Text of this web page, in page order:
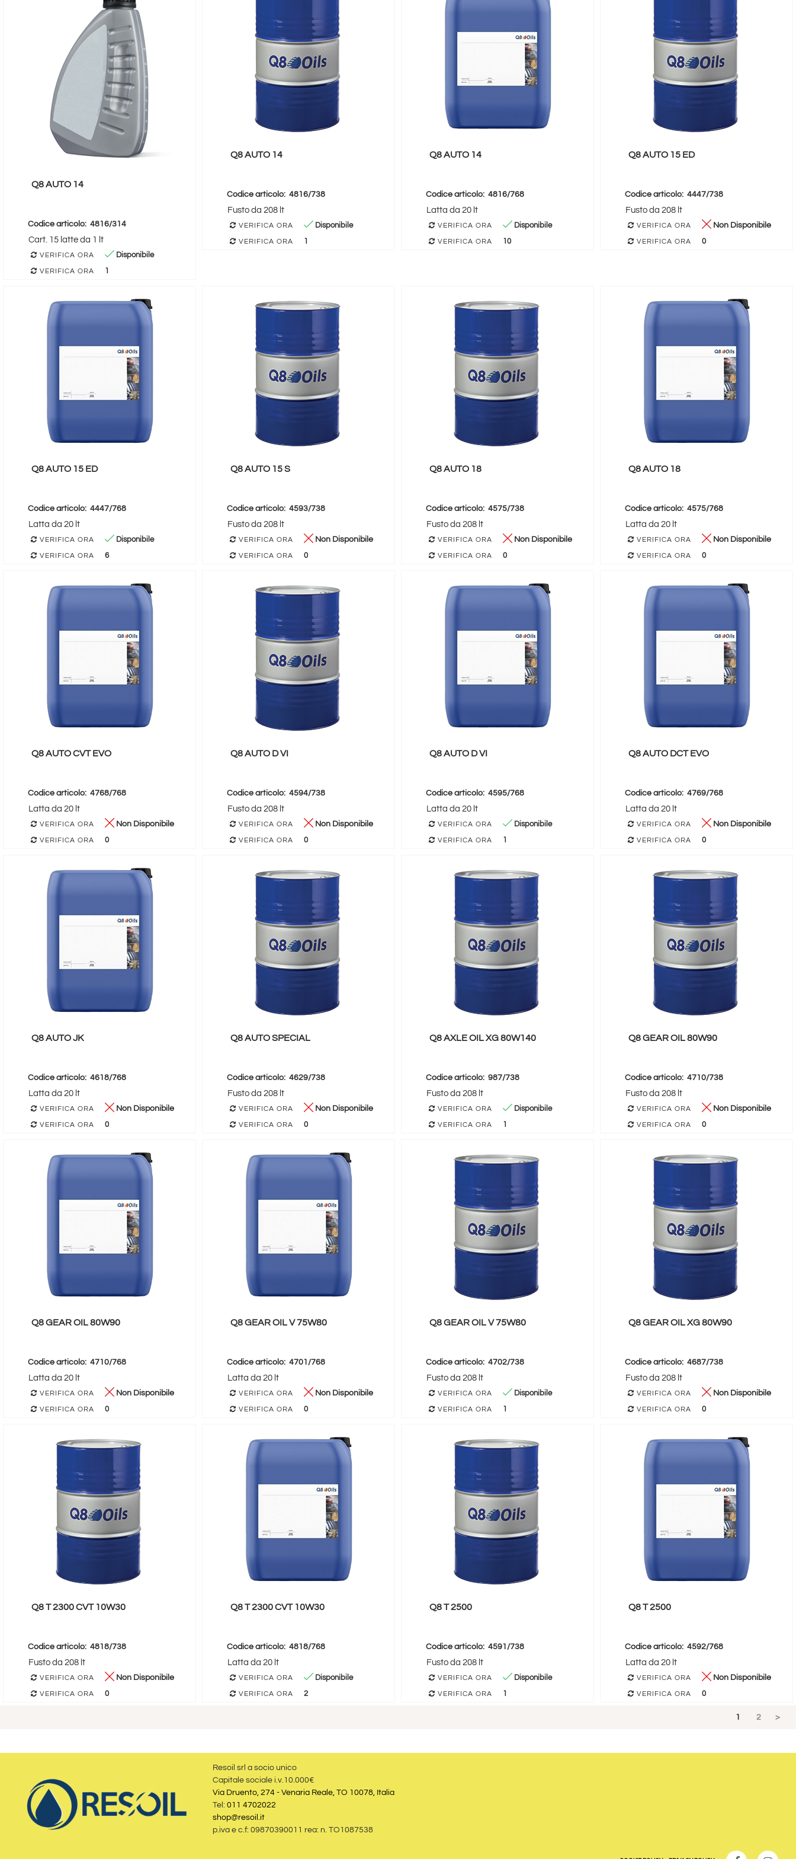
Q8 AUTO 14
Codice articolo: 4816/314
Cart. 15 latte da 1 lt
VERIFICA ORA Disponibile
VERIFICA ORA 1
Q8 AUTO 14
Codice articolo: 4816/738
Fusto da 208 lt
VERIFICA ORA Disponibile
VERIFICA ORA 1
Q8 AUTO 14
Codice articolo: 4816/768
Latta da 20 lt
VERIFICA ORA Disponibile
VERIFICA ORA 10
Q8 AUTO 15 ED
Codice articolo: 4447/738
Fusto da 208 lt
VERIFICA ORA Non Disponibile
VERIFICA ORA 0
Q8 AUTO 15 ED
Codice articolo: 4447/768
Latta da 20 lt
VERIFICA ORA Disponibile
VERIFICA ORA 6
Q8 AUTO 15 S
Codice articolo: 4593/738
Fusto da 208 lt
VERIFICA ORA Non Disponibile
VERIFICA ORA 0
Q8 AUTO 18
Codice articolo: 4575/738
Fusto da 208 lt
VERIFICA ORA Non Disponibile
VERIFICA ORA 0
Q8 AUTO 18
Codice articolo: 4575/768
Latta da 20 lt
VERIFICA ORA Non Disponibile
VERIFICA ORA 0
Q8 AUTO CVT EVO
Codice articolo: 4768/768
Latta da 20 lt
VERIFICA ORA Non Disponibile
VERIFICA ORA 0
Q8 AUTO D VI
Codice articolo: 4594/738
Fusto da 208 lt
VERIFICA ORA Non Disponibile
VERIFICA ORA 0
Q8 AUTO D VI
Codice articolo: 4595/768
Latta da 20 lt
VERIFICA ORA Disponibile
VERIFICA ORA 1
Q8 AUTO DCT EVO
Codice articolo: 4769/768
Latta da 20 lt
VERIFICA ORA Non Disponibile
VERIFICA ORA 0
Q8 AUTO JK
Codice articolo: 4618/768
Latta da 20 lt
VERIFICA ORA Non Disponibile
VERIFICA ORA 0
Q8 AUTO SPECIAL
Codice articolo: 4629/738
Fusto da 208 lt
VERIFICA ORA Non Disponibile
VERIFICA ORA 0
Q8 AXLE OIL XG 80W140
Codice articolo: 987/738
Fusto da 208 lt
VERIFICA ORA Disponibile
VERIFICA ORA 1
Q8 GEAR OIL 80W90
Codice articolo: 4710/738
Fusto da 208 lt
VERIFICA ORA Non Disponibile
VERIFICA ORA 0
Q8 GEAR OIL 80W90
Codice articolo: 4710/768
Latta da 20 lt
VERIFICA ORA Non Disponibile
VERIFICA ORA 0
Q8 GEAR OIL V 75W80
Codice articolo: 4701/768
Latta da 20 lt
VERIFICA ORA Non Disponibile
VERIFICA ORA 0
Q8 GEAR OIL V 75W80
Codice articolo: 4702/738
Fusto da 208 lt
VERIFICA ORA Disponibile
VERIFICA ORA 1
Q8 GEAR OIL XG 80W90
Codice articolo: 4687/738
Fusto da 208 lt
VERIFICA ORA Non Disponibile
VERIFICA ORA 0
Q8 T 2300 CVT 10W30
Codice articolo: 4818/738
Fusto da 208 lt
VERIFICA ORA Non Disponibile
VERIFICA ORA 0
Q8 T 2300 CVT 10W30
Codice articolo: 4818/768
Latta da 20 lt
VERIFICA ORA Disponibile
VERIFICA ORA 2
Q8 T 2500
Codice articolo: 4591/738
Fusto da 208 lt
VERIFICA ORA Disponibile
VERIFICA ORA 1
Q8 T 2500
Codice articolo: 4592/768
Latta da 20 lt
VERIFICA ORA Non Disponibile
VERIFICA ORA 0
1 2 >
Resoil srl a socio unico
Capitale sociale i.v.10.000€
Via Druento, 274 - Venaria Reale, TO 10078, Italia
Tel: 011 4702022
shop@resoil.it
p.iva e c.f: 09870390011 rea: n. TO1087538